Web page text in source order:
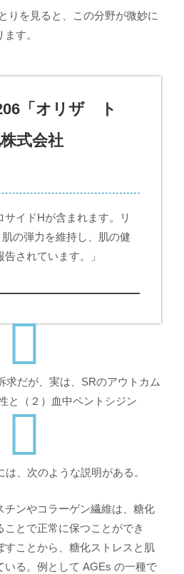
りを見ると、この分野が微妙に
す。
「オリザ ト
式会社
サイドHが含まれます。リ
の弾力を維持し、肌の健
されています。」
求だが、実は、SRのアウトカム
と（２） 血中ペントシジン
は、次のような説明がある。
チンやコラーゲン繊維は、糖化
とで正常に保つことができ
すことから、糖化ストレスと肌
いる。例として AGEs の一種で